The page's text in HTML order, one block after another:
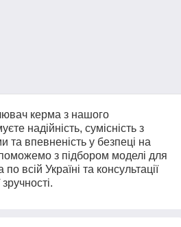
керма з нашого
надійність, сумісність з
та впевненість у безпеці на
з підбором моделі для
всій Україні та консультації